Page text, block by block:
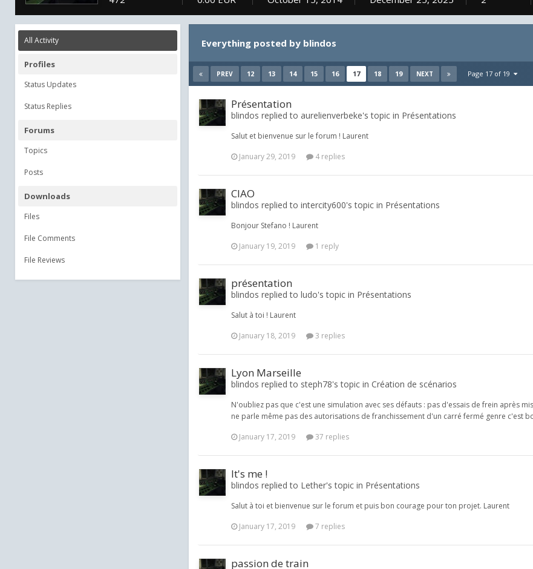
All Activity
Profiles
Status Updates
Status Replies
Forums
Topics
Posts
Downloads
Files
File Comments
File Reviews
Everything posted by blindos
PREV 12 13 14 15 16 17 18 19 NEXT Page 17 of 19
Présentation
blindos replied to aurelienverbeke's topic in Présentations
Salut et bienvenue sur le forum ! Laurent
January 29, 2019
4 replies
CIAO
blindos replied to intercity600's topic in Présentations
Bonjour Stefano ! Laurent
January 19, 2019
1 reply
présentation
blindos replied to ludo's topic in Présentations
Salut à toi ! Laurent
January 18, 2019
3 replies
Lyon Marseille
blindos replied to steph78's topic in Création de scénarios
N'oubliez pas que c'est une simulation avec ses défauts : pas d'essais de frein après
ne parle même pas des autorisations de franchissement d'un carré fermé genre c'est
January 17, 2019
37 replies
It's me !
blindos replied to Lether's topic in Présentations
Salut à toi et bienvenue sur le forum et puis bon courage pour ton projet. Laurent
January 17, 2019
7 replies
passion de train